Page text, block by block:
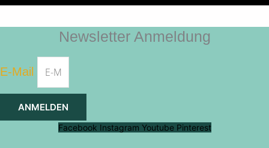
Newsletter Anmeldung
E-Mail
ANMELDEN
Facebook Instagram Youtube Pinterest